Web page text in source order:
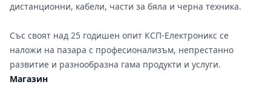
дистанционни, кабели, части за бяла и черна техника.
Със своят над 25 годишен опит КСП-Електроникс се
наложи на пазара с професионализъм, непрестанно
развитие и разнообразна гама продукти и услуги.
Магазин